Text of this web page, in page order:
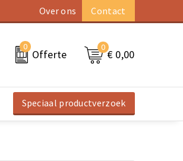
Over ons Contact
0
Offerte
0
€ 0,00
Speciaal productverzoek